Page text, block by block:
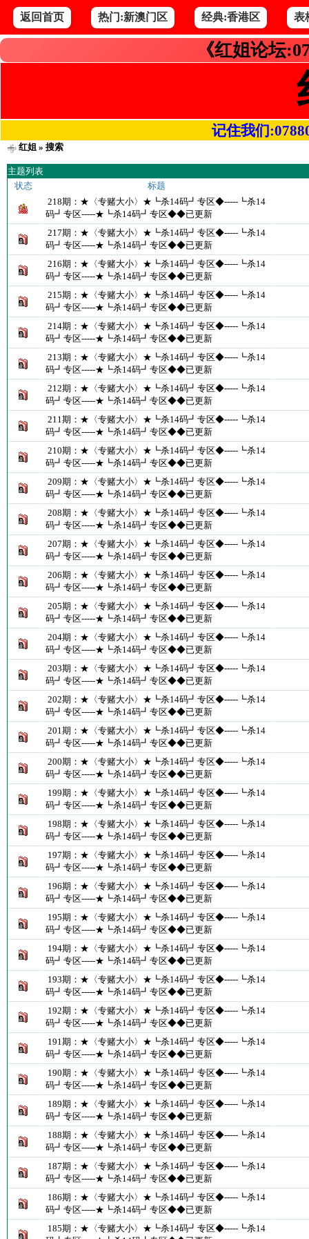
返回首页 热门:新澳门区 经典:香港区 表
《红姐论坛
记住我们
红姐» 搜索
主题列表
状态
标题
218期：★〈专赌大小〉★┗杀14码┛专区◆-----┗杀14
码┛专区-----★┗杀14码┛专区◆◆已更新
217期：★〈专赌大小〉★┗杀14码┛专区◆-----┗杀14
码┛专区-----★┗杀14码┛专区◆◆已更新
216期：★〈专赌大小〉★┗杀14码┛专区◆-----┗杀14
码┛专区-----★┗杀14码┛专区◆◆已更新
215期：★〈专赌大小〉★┗杀14码┛专区◆-----┗杀14
码┛专区-----★┗杀14码┛专区◆◆已更新
214期：★〈专赌大小〉★┗杀14码┛专区◆-----┗杀14
码┛专区-----★┗杀14码┛专区◆◆已更新
213期：★〈专赌大小〉★┗杀14码┛专区◆-----┗杀14
码┛专区-----★┗杀14码┛专区◆◆已更新
212期：★〈专赌大小〉★┗杀14码┛专区◆-----┗杀14
码┛专区-----★┗杀14码┛专区◆◆已更新
211期：★〈专赌大小〉★┗杀14码┛专区◆-----┗杀14
码┛专区-----★┗杀14码┛专区◆◆已更新
210期：★〈专赌大小〉★┗杀14码┛专区◆-----┗杀14
码┛专区-----★┗杀14码┛专区◆◆已更新
209期：★〈专赌大小〉★┗杀14码┛专区◆-----┗杀14
码┛专区-----★┗杀14码┛专区◆◆已更新
208期：★〈专赌大小〉★┗杀14码┛专区◆-----┗杀14
码┛专区-----★┗杀14码┛专区◆◆已更新
207期：★〈专赌大小〉★┗杀14码┛专区◆-----┗杀14
码┛专区-----★┗杀14码┛专区◆◆已更新
206期：★〈专赌大小〉★┗杀14码┛专区◆-----┗杀14
码┛专区-----★┗杀14码┛专区◆◆已更新
205期：★〈专赌大小〉★┗杀14码┛专区◆-----┗杀14
码┛专区-----★┗杀14码┛专区◆◆已更新
204期：★〈专赌大小〉★┗杀14码┛专区◆-----┗杀14
码┛专区-----★┗杀14码┛专区◆◆已更新
203期：★〈专赌大小〉★┗杀14码┛专区◆-----┗杀14
码┛专区-----★┗杀14码┛专区◆◆已更新
202期：★〈专赌大小〉★┗杀14码┛专区◆-----┗杀14
码┛专区-----★┗杀14码┛专区◆◆已更新
201期：★〈专赌大小〉★┗杀14码┛专区◆-----┗杀14
码┛专区-----★┗杀14码┛专区◆◆已更新
200期：★〈专赌大小〉★┗杀14码┛专区◆-----┗杀14
码┛专区-----★┗杀14码┛专区◆◆已更新
199期：★〈专赌大小〉★┗杀14码┛专区◆-----┗杀14
码┛专区-----★┗杀14码┛专区◆◆已更新
198期：★〈专赌大小〉★┗杀14码┛专区◆-----┗杀14
码┛专区-----★┗杀14码┛专区◆◆已更新
197期：★〈专赌大小〉★┗杀14码┛专区◆-----┗杀14
码┛专区-----★┗杀14码┛专区◆◆已更新
196期：★〈专赌大小〉★┗杀14码┛专区◆-----┗杀14
码┛专区-----★┗杀14码┛专区◆◆已更新
195期：★〈专赌大小〉★┗杀14码┛专区◆-----┗杀14
码┛专区-----★┗杀14码┛专区◆◆已更新
194期：★〈专赌大小〉★┗杀14码┛专区◆-----┗杀14
码┛专区-----★┗杀14码┛专区◆◆已更新
193期：★〈专赌大小〉★┗杀14码┛专区◆-----┗杀14
码┛专区-----★┗杀14码┛专区◆◆已更新
192期：★〈专赌大小〉★┗杀14码┛专区◆-----┗杀14
码┛专区-----★┗杀14码┛专区◆◆已更新
191期：★〈专赌大小〉★┗杀14码┛专区◆-----┗杀14
码┛专区-----★┗杀14码┛专区◆◆已更新
190期：★〈专赌大小〉★┗杀14码┛专区◆-----┗杀14
码┛专区-----★┗杀14码┛专区◆◆已更新
189期：★〈专赌大小〉★┗杀14码┛专区◆-----┗杀14
码┛专区-----★┗杀14码┛专区◆◆已更新
188期：★〈专赌大小〉★┗杀14码┛专区◆-----┗杀14
码┛专区-----★┗杀14码┛专区◆◆已更新
187期：★〈专赌大小〉★┗杀14码┛专区◆-----┗杀14
码┛专区-----★┗杀14码┛专区◆◆已更新
186期：★〈专赌大小〉★┗杀14码┛专区◆-----┗杀14
码┛专区-----★┗杀14码┛专区◆◆已更新
185期：★〈专赌大小〉★┗杀14码┛专区◆-----┗杀14